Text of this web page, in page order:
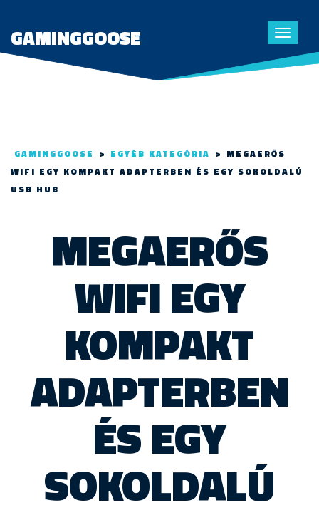
Toggle
GAMINGGOOSE
GAMINGGOOSE > EGYÉB KATEGÓRIA > MEGAERŐS
WIFI EGY KOMPAKT ADAPTERBEN ÉS EGY SOKOLDALÚ
USB HUB
MEGAERŐS
WIFI EGY
KOMPAKT
ADAPTERBEN
ÉS EGY
SOKOLDALÚ